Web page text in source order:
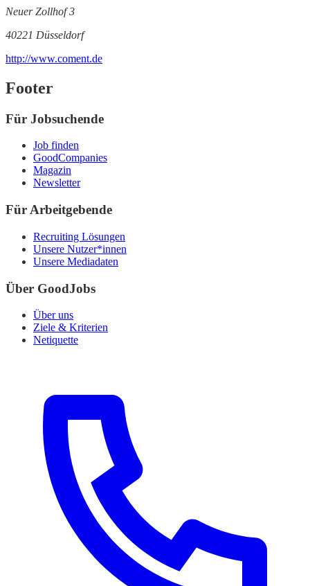
Neuer Zollhof 3
40221 Düsseldorf
http://www.coment.de
Footer
Für Jobsuchende
Job finden
GoodCompanies
Magazin
Newsletter
Für Arbeitgebende
Recruiting Lösungen
Unsere Nutzer*innen
Unsere Mediadaten
Über GoodJobs
Über uns
Ziele & Kriterien
Netiquette